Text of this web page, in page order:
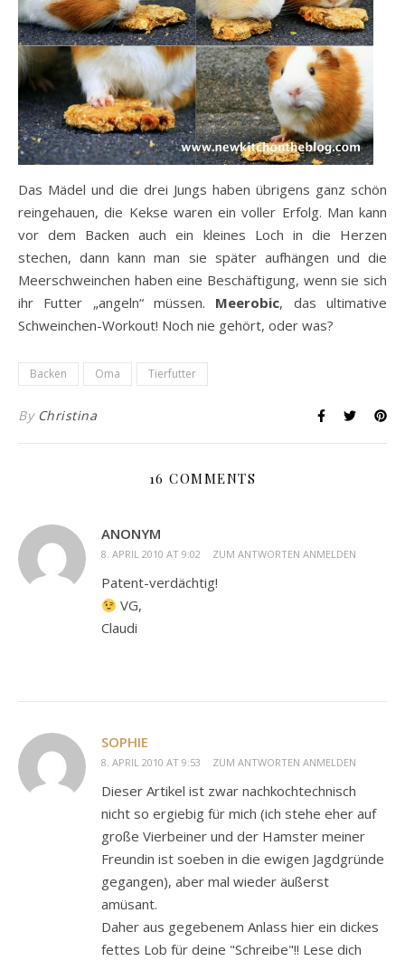
Das Mädel und die drei Jungs haben übrigens ganz schön
reingehauen, die Kekse waren ein voller Erfolg. Man kann
vor dem Backen auch ein kleines Loch in die Herzen
stechen, dann kann man sie später aufhängen und die
Meerschweinchen haben eine Beschäftigung, wenn sie sich
ihr Futter „angeln“ müssen. Meerobic, das ultimative
Schweinchen-Workout! Noch nie gehört, oder was?
Backen Oma Tierfutter
By Christina
16 COMMENTS
ANONYM
8. APRIL 2010 AT 9:02 ZUM ANTWORTEN ANMELDEN
Patent-verdächtig!
VG,
Claudi
SOPHIE
8. APRIL 2010 AT 9:53 ZUM ANTWORTEN ANMELDEN
Dieser Artikel ist zwar nachkochtechnisch
nicht so ergiebig für mich (ich stehe eher auf
große Vierbeiner und der Hamster meiner
Freundin ist soeben in die ewigen Jagdgründe
gegangen), aber mal wieder äußerst
amüsant.
Daher aus gegebenem Anlass hier ein dickes
fettes Lob für deine "Schreibe"!! Lese dich